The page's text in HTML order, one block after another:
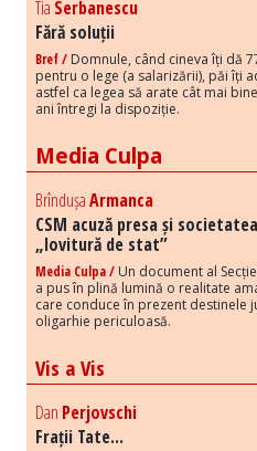
Tia Serbanescu
Fără soluții
Bref / Domnule, când cineva îți dă
pentru o lege (a salarizării), păi îți
astfel ca legea să arate cât mai
ani întregi la dispoziție.
Media Culpa
BrîndușaArmanca
CSM acuză presa și
„lovitură de stat”
Media Culpa / Un document al
a pus în plină lumină o realitate
care conduce în prezent destinele
oligarhie periculoasă.
Vis a Vis
Dan Perjovschi
Frații Tate...